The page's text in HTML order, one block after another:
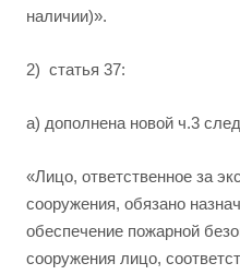
наличии)».
2) статья 37:
а) дополнена новой ч.3
«Лицо, ответственное за
сооружения, обязано
обеспечение пожарной
сооружения лицо,